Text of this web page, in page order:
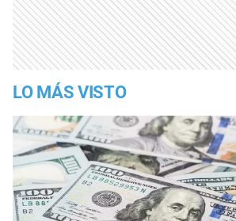
LO MÁS VISTO